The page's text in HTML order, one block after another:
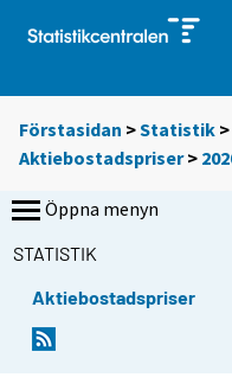
Förstasidan >Statistik >
Aktiebostadspriser>
Öppna menyn
STATISTIK
Aktiebostadspriser